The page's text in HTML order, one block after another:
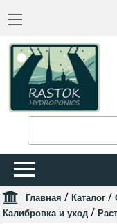
Главная / Каталог /
Калибровка и уход /